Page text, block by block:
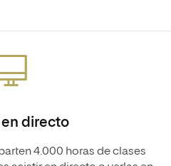
en directo
4.000 horas de clases